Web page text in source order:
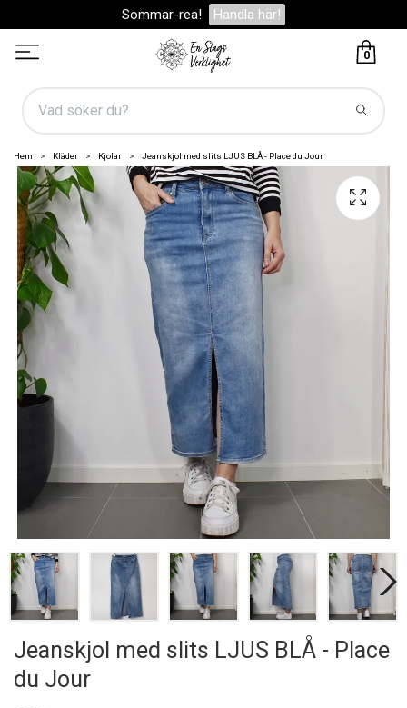
Sommar-rea! Handla här!
0
Hem Kläder Kjolar Jeanskjol med slits LJUS BLÅ - Place du Jour
Jeanskjol med slits LJUS BLÅ - Place
du Jour